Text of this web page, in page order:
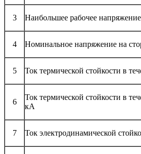
3 Наибольшее рабочее
4 Номинальное напряжение на
5 Ток термической стойкости в
6
Ток термической стойкости в
кА
7 Ток электродинамической